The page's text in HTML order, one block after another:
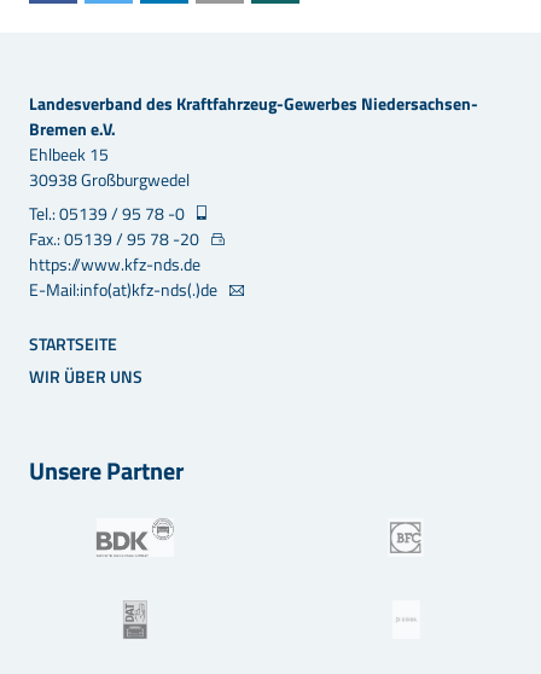
Landesverband des Kraftfahrzeug-Gewerbes Niedersachsen-
Bremen e.V.
Ehlbeek 15
30938 Großburgwedel
Tel.: 05139 / 95 78 -0
Fax.: 05139 / 95 78 -20
https://www.kfz-nds.de
E-Mail:info(at)kfz-nds(.)de
STARTSEITE
WIR ÜBER UNS
Unsere Partner